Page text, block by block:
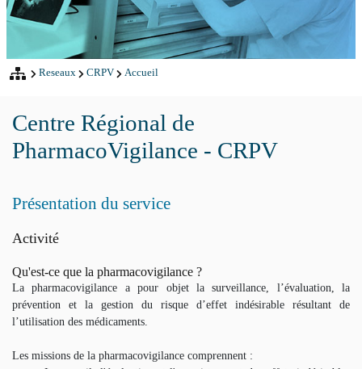
Reseaux CRPV Accueil
Centre Régional de
PharmacoVigilance - CRPV
Présentation du service
Activité
Qu'est-ce que la pharmacovigilance ?
La pharmacovigilance a pour objet la surveillance, l’évaluation, la
prévention et la gestion du risque d’effet indésirable résultant de
l’utilisation des médicaments.
Les missions de la pharmacovigilance comprennent :